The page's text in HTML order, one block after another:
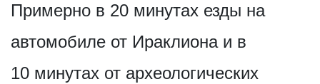
Примерно в 20 минутах езды на
автомобиле от Ираклиона и в
10 минутах от археологических